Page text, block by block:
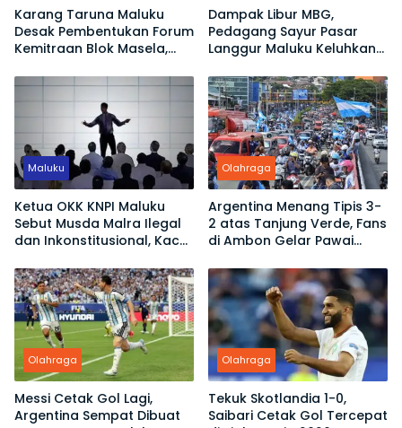
Karang Taruna Maluku
Desak Pembentukan Forum
Kemitraan Blok Masela,
Sekadar Jadi Penonton
Dampak Libur MBG,
Pedagang Sayur Pasar
Langgur Maluku Keluhkan
Maluku
Ketua OKK KNPI Maluku
Sebut Musda Malra Ilegal
dan Inkonstitusional, Kace
Ketua
Olahraga
Argentina Menang Tipis 3-
2 atas Tanjung Verde, Fans
di Ambon Gelar Pawai
Olahraga
Messi Cetak Gol Lagi,
Argentina Sempat Dibuat
Olahraga
Tekuk Skotlandia 1-0,
Saibari Cetak Gol Tercepat